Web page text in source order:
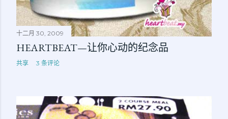
十二月 30, 2009
HEARTBEAT—让你心动的纪念品
共享 3 条评论